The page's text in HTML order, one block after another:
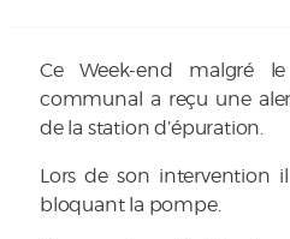
Ce Week-end malgré
communal a reçu une
de la station d’épuration.
Lors de son intervention
bloquant la pompe.